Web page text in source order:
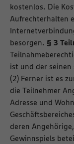
kostenlos. Die
Aufrechterhalten
besorgen. § 3
ist und der
(2) Ferner ist es
die Teilnehmer
Adresse und
deren
Gewinnspiels